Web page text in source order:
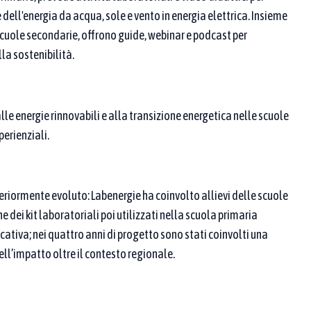
proponente / partner
da acqua, sole e vento in energia elettrica. Insieme
secondarie, offrono guide, webinar e podcast per
sostenibilità.
energie rinnovabili e alla transizione energetica nelle scuole
evoluto: Labenergie ha coinvolto allievi delle scuole
dei kit laboratoriali poi utilizzati nella scuola primaria
nei quattro anni di progetto sono stati coinvolti una
oltre il contesto regionale.